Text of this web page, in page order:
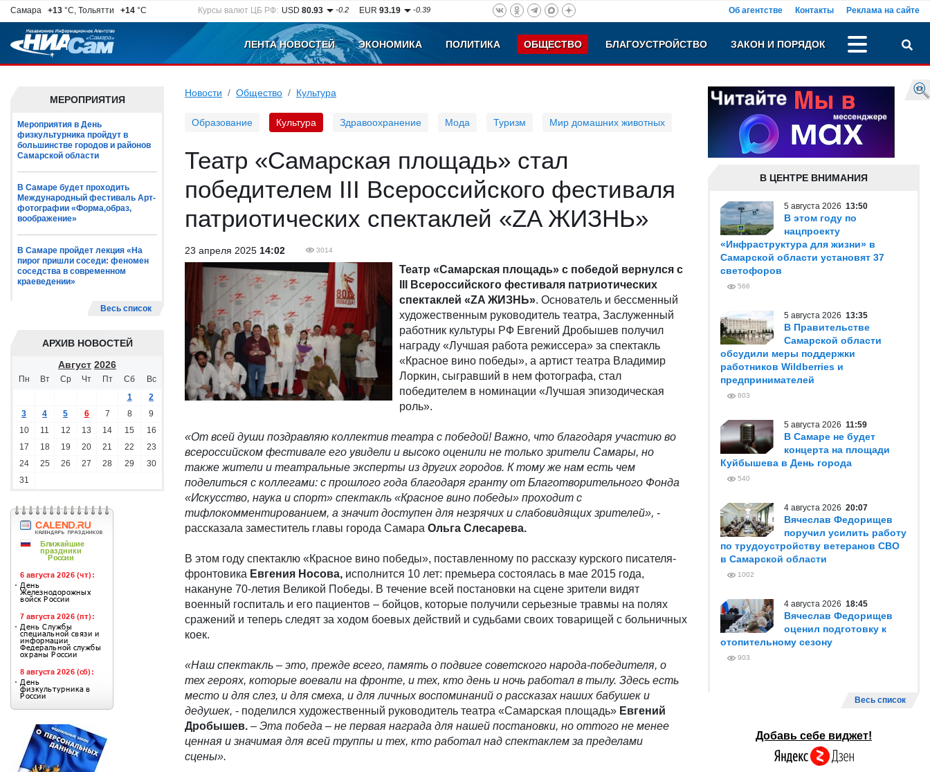
Самара +13 °C, Тольятти +14 °C Курсы валют ЦБ РФ: USD80.93 -0.2 EUR93.19 -0.39 Об агентстве Контакты Реклама на сайте
ЛЕНТА НОВОСТЕЙ ЭКОНОМИКА ПОЛИТИКА ОБЩЕСТВО БЛАГОУСТРОЙСТВО ЗАКОН И ПОРЯДОК
МЕРОПРИЯТИЯ
Мероприятия в День
физкультурника пройдут в
большинстве городов и районов
Самарской области
В Самаре будет проходить
Международный фестиваль Арт-
фотографии «Форма,образ,
воображение»
В Самаре пройдет лекция «На
пирог пришли соседи: феномен
соседства в современном
краеведении»
Весь список
АРХИВ НОВОСТЕЙ
Август 2026
Пн Вт Ср Чт Пт Сб
Вс
1
2
3
4 5 6 7 8
9
10
11 12 13 14 15
16
17
18 19 20 21 22
23
24
25 26 27 28 29
30
31
Новости Общество Культура
Образование Культура Здравоохранение Мода Туризм Мир домашних животных
Театр «Самарская площадь» стал
победителем III Всероссийского фестиваля
патриотических спектаклей «ZA ЖИЗНЬ»
23 апреля 2025 14:02 3014
Театр «Самарская площадь» с победой вернулся с
III Всероссийского фестиваля патриотических
спектаклей «ZA ЖИЗНЬ». Основатель и бессменный
художественным руководитель театра, Заслуженный
работник культуры РФ Евгений Дробышев получил
награду «Лучшая работа режиссера» за спектакль
«Красное вино победы», а артист театра Владимир
Лоркин, сыгравший в нем фотографа, стал
победителем в номинации «Лучшая эпизодическая
роль».
«От всей души поздравляю коллектив театра с победой! Важно, что благодаря участию во
всероссийском фестивале его увидели и высоко оценили не только зрители Самары, но
также жители и театральные эксперты из других городов. К тому же нам есть чем
поделиться с коллегами: с прошлого года благодаря гранту от Благотворительного Фонда
«Искусство, наука и спорт» спектакль «Красное вино победы» проходит с
тифлокомментированием, а значит доступен для незрячих и слабовидящих зрителей», -
рассказала заместитель главы города Самара Ольга Слесарева.
В этом году спектаклю «Красное вино победы», поставленному по рассказу курского писателя-
фронтовика Евгения Носова, исполнится 10 лет: премьера состоялась в мае 2015 года,
накануне 70-летия Великой Победы. В течение всей постановки на сцене зрители видят
военный госпиталь и его пациентов – бойцов, которые получили серьезные травмы на полях
сражений и теперь следят за ходом боевых действий и судьбами своих товарищей с больничных
коек.
«Наш спектакль – это, прежде всего, память о подвиге советского народа-победителя, о
тех героях, которые воевали на фронте, и тех, кто день и ночь работал в тылу. Здесь есть
место и для слез, и для смеха, и для личных воспоминаний о рассказах наших бабушек и
дедушек, - поделился художественный руководитель театра «Самарская площадь» Евгений
Дробышев. – Эта победа – не первая награда для нашей постановки, но оттого не менее
ценная и значимая для всей труппы и тех, кто работал над спектаклем за пределами
сцены».
В ЦЕНТРЕ ВНИМАНИЯ
5 августа 2026 13:50
В этом году по
нацпроекту
«Инфраструктура для жизни» в
Самарской области установят 37
светофоров
566
5 августа 2026 13:35
В Правительстве
Самарской области
обсудили меры поддержки
работников Wildberries и
предпринимателей
603
5 августа 2026 11:59
В Самаре не будет
концерта на площади
Куйбышева в День города
540
4 августа 2026 20:07
Вячеслав Федорищев
поручил усилить работу
по трудоустройству ветеранов СВО
в Самарской области
1002
4 августа 2026 18:45
Вячеслав Федорищев
оценил подготовку к
отопительному сезону
903
Весь список
Добавь себе виджет!